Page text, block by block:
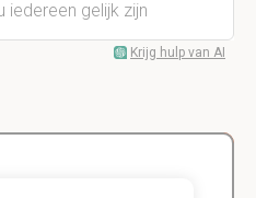
iedereen gelijk zijn
Krijg hulp van AI